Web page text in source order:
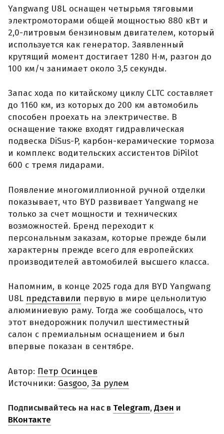
Yangwang U8L оснащен четырьмя тяговыми
электромоторами общей мощностью 880 кВт и
2,0-литровым бензиновым двигателем, который
используется как генератор. Заявленный
крутящий момент достигает 1280 Н·м, разгон до
100 км/ч занимает около 3,5 секунды.
Запас хода по китайскому циклу CLTC составляет
до 1160 км, из которых до 200 км автомобиль
способен проехать на электричестве. В
оснащение также входят гидравлическая
подвеска DiSus-P, карбон-керамические тормоза
и комплекс водительских ассистентов DiPilot
600 с тремя лидарами.
Появление многомиллионной ручной отделки
показывает, что BYD развивает Yangwang не
только за счет мощности и технических
возможностей. Бренд переходит к
персональным заказам, которые прежде были
характерны прежде всего для европейских
производителей автомобилей высшего класса.
Напомним, в конце 2025 года для BYD Yangwang
U8L представили первую в мире цельнолитую
алюминиевую раму. Тогда же сообщалось, что
этот внедорожник получил шестиместный
салон с премиальным оснащением и был
впервые показан в сентябре.
Автор: Петр Осинцев
Источники: Gasgoo, За рулем
Подписывайтесь на нас в Telegram,Дзен и
ВКонтакте